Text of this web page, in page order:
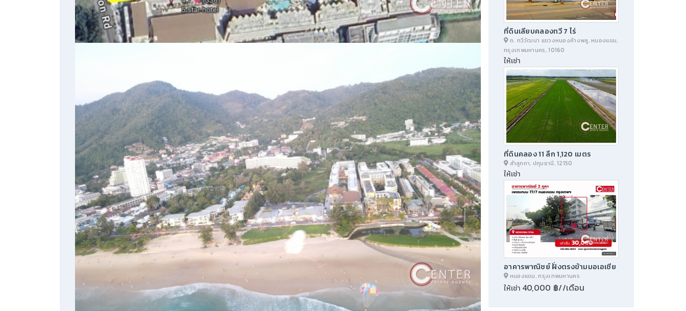
ที่ดินเลียบคลองทวี 7 ไร่
ถ. ทวีวัฒนา แขวงหนองค้างพลู, หนองแขม,
กรุงเทพมหานคร, 10160
ให้เช่า
ที่ดินคลอง 11 ลึก 1,120 เมตร
ลำลูกกา, ปทุมธานี, 12150
ให้เช่า
อาคารพาณิชย์ ฝั่งตรงข้ามมอเอเชีย
หนองแขม, กรุงเทพมหานคร
ให้เช่า 40,000 ฿//เดือน